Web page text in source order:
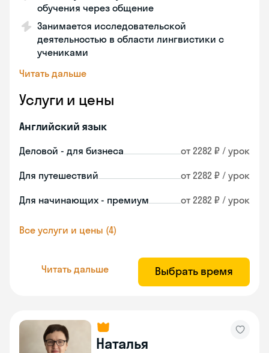
обучения через общение
Занимается исследовательской
деятельностью в области лингвистики с
учениками
Читать дальше
Услуги и цены
Английский язык
Деловой - для бизнеса от 2282 ₽ / урок
Для путешествий от 2282 ₽ / урок
Для начинающих - премиум от 2282 ₽ / урок
Все услуги и цены (4)
Читать дальше Выбрать время
Наталья